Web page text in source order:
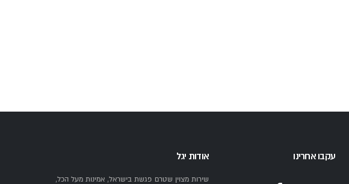
עקבו אחרינו אודות יגל
שירות מצוין שטרם פגשת בישראל, אמינות מעל הכל,